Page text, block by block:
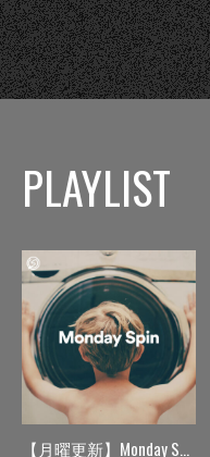
PLAYLIST
【月曜更新】Monday Spin